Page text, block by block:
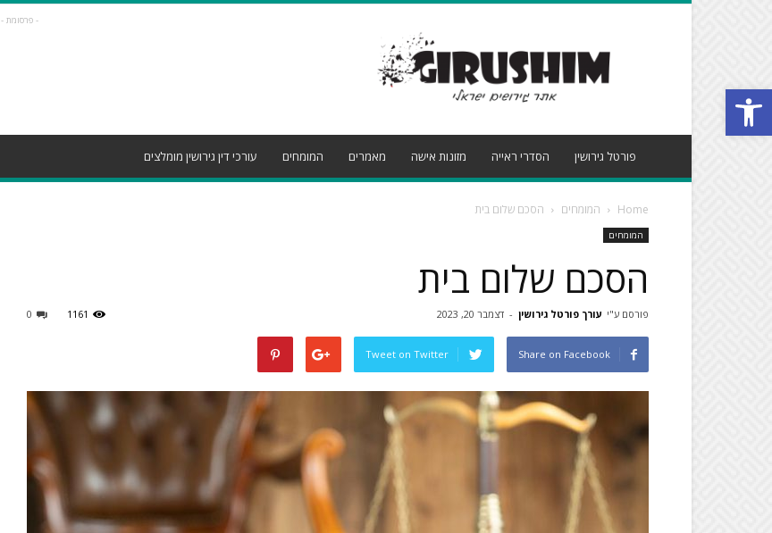
פתח סרגל נגישות
גירושין
- פרסומת -
פורטל גירושין הסדרי ראייה מזונות אישה מאמרים המומחים עורכי דין גירושין מומלצים
Home המומחים הסכם שלום בית
המומחים
הסכם שלום בית
פורסם ע"י עורך פורטל גירושין - דצמבר 20, 2023 0 1161
Share on Facebook
Tweet on Twitter